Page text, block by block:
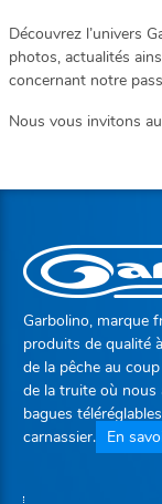
Découvrez l’univers
photos, actualités
concernant notre
Nous vous invitons
Garbolino, marque
produits de qualité
de la pêche au
de la truite où
bagues
carnassier. En